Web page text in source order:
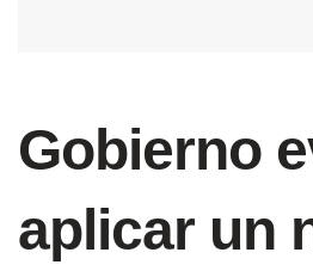
Gobierno
aplicar un